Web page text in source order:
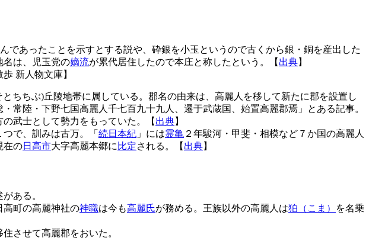
あったことを示すとする説や、砕銀を小玉というので古くから銀・銅を産出した
名は、児玉党の嫡流が累代居住したので本庄と称したという。【 出典】
新人物文庫】
ちちぶ)丘陵地帯に属している。郡名の由来は、高麗人を移して新たに郡を設置し
常陸・下野七国高麗人千七百九十九人、遷于武蔵国、始置高麗郡焉」とある記事。
武士として勢力をもっていた。【 出典】
つで、訓みは古万。「 続日本紀 」には霊亀 ２年駿河・甲斐・相模など７か国の高麗人
在の日高市大字高麗本郷に 比定される。【 出典】
ある。
町の高麗神社の神職は今も高麗氏が務める。王族以外の高麗人は狛（こま）
を名乗
させて高麗郡をおいた。